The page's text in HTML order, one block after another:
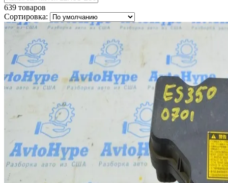
639 товаров
Сортировка: